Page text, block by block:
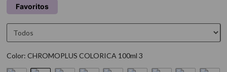
Favoritos
Color: CHROMOPLUS COLORICA 100ml 3
5. cepillo
6. gama
7. secador